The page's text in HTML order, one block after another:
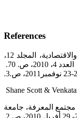
References
‏ عمر علي إسماعيل، خصائص الريادي في المنظمات الصناعية وأثرها على الإبداع التقني: دراسة حالة في الشركة العامة لصناعة الأثاث ‏المنزلي/نينوي، مجلة القادسية للعلوم الإدارية والاقتصادية، المجلد 12،
العدد 4، 2010، ص. 70. ‏‎ ‎ ‎ ‎‏ إيثار عبد الهادي محمد، وسعدون محمد سلمان، دور ريادة الأعمال في التنمية الاقتصادية، الملتقى الدولي الثاني حول الأداء المتميز ‏للمنظمات والحكومات ، الطبعة الثانية نمو المؤسسات
Shane Scott &
مجتمع المعرفة، جامعة